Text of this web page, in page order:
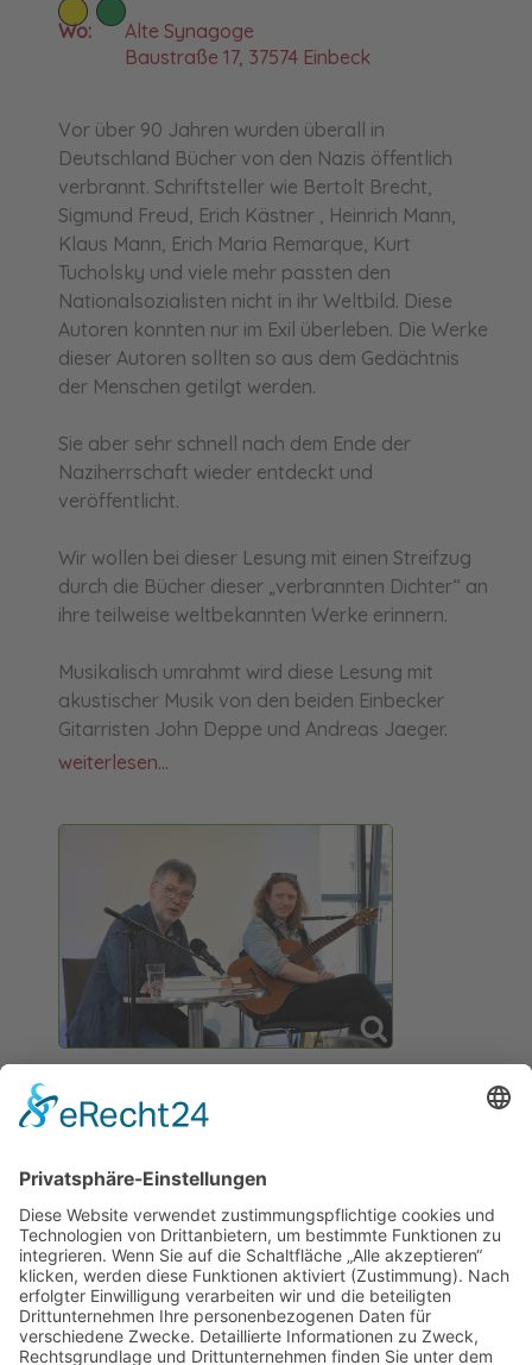
Wo:
Alte Synagoge
Baustraße 17, 37574 Einbeck
Vor über 90 Jahren wurden überall in
Deutschland Bücher von den Nazis öffentlich
verbrannt. Schriftsteller wie Bertolt Brecht,
Sigmund Freud, Erich Kästner , Heinrich Mann,
Klaus Mann, Erich Maria Remarque, Kurt
Tucholsky und viele mehr passten den
Nationalsozialisten nicht in ihr Weltbild. Diese
Autoren konnten nur im Exil überleben. Die Werke
dieser Autoren sollten so aus dem Gedächtnis
der Menschen getilgt werden.
Sie aber sehr schnell nach dem Ende der
Naziherrschaft wieder entdeckt und
veröffentlicht.
Wir wollen bei dieser Lesung mit einen Streifzug
durch die Bücher dieser „verbrannten Dichter“ an
ihre teilweise weltbekannten Werke erinnern.
Musikalisch umrahmt wird diese Lesung mit
akustischer Musik von den beiden Einbecker
Gitarristen John Deppe und Andreas Jaeger.
weiterlesen...
Förderer: